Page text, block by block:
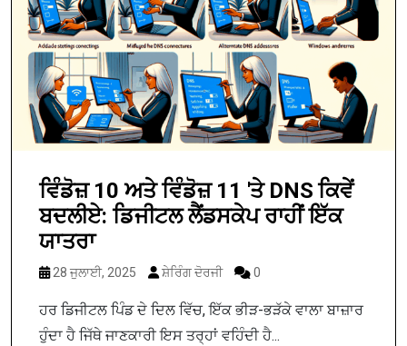
ਵਿੰਡੋਜ਼ 10 ਅਤੇ ਵਿੰਡੋਜ਼ 11 'ਤੇ DNS ਕਿਵੇਂ
ਬਦਲੀਏ: ਡਿਜੀਟਲ ਲੈਂਡਸਕੇਪ ਰਾਹੀਂ ਇੱਕ
ਯਾਤਰਾ
28 ਜੁਲਾਈ, 2025 ਸ਼ੇਰਿੰਗ ਦੋਰਜੀ 0
ਹਰ ਡਿਜੀਟਲ ਪਿੰਡ ਦੇ ਦਿਲ ਵਿੱਚ, ਇੱਕ ਭੀੜ-ਭੜੱਕੇ ਵਾਲਾ ਬਾਜ਼ਾਰ
ਹੁੰਦਾ ਹੈ ਜਿੱਥੇ ਜਾਣਕਾਰੀ ਇਸ ਤਰ੍ਹਾਂ ਵਹਿੰਦੀ ਹੈ...